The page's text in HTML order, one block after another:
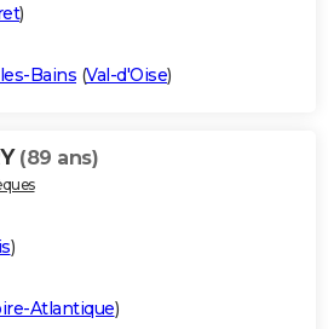
)
Bains (Val-d'Oise)
(89 ans)
)
Atlantique)